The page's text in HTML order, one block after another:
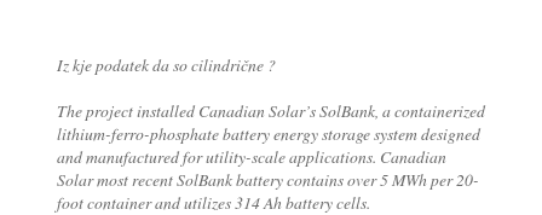
Iz kje podatek da so cilindrične ?
The project installed Canadian Solar’s SolBank, a containerized
lithium-ferro-phosphate battery energy storage system designed
and manufactured for utility-scale applications. Canadian
Solar most recent SolBank battery contains over 5 MWh per 20-
foot container and utilizes 314 Ah battery cells.